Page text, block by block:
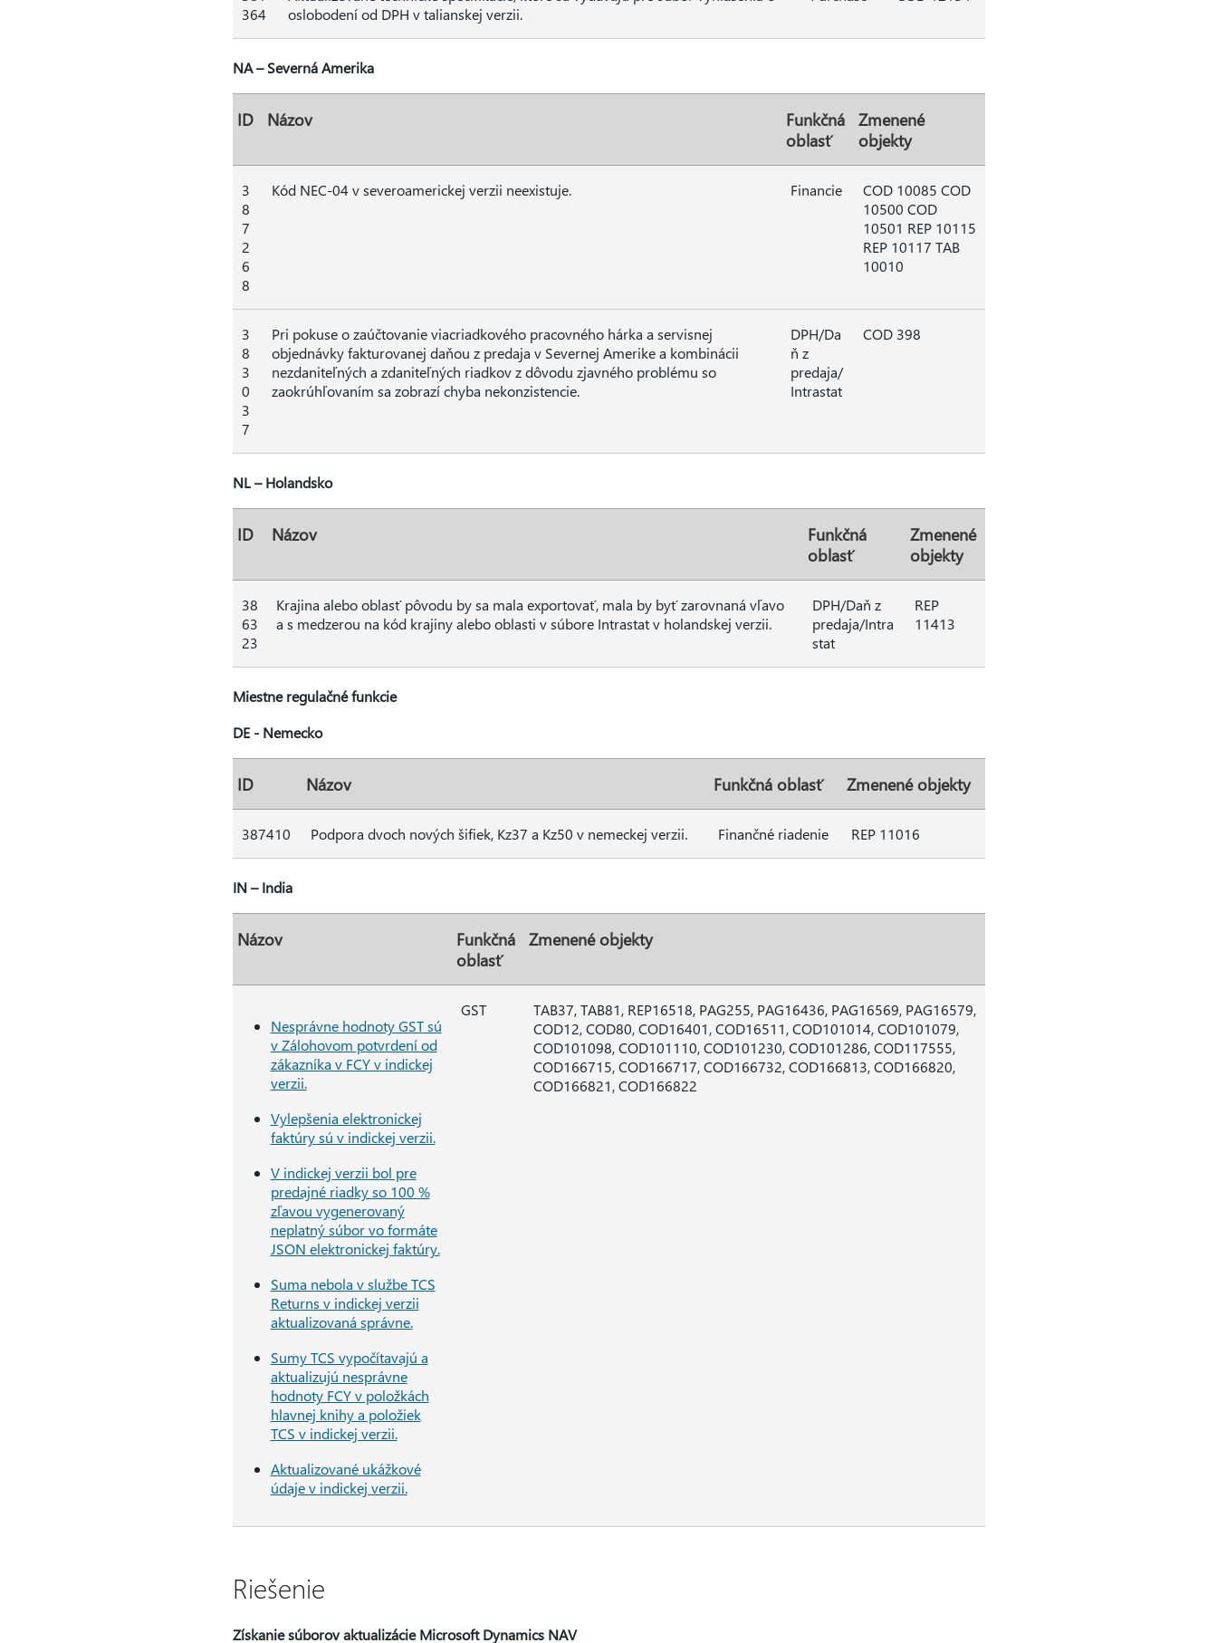
364
oslobodení od DPH v talianskej verzii.
NA – Severná Amerika
ID Názov
Funkčná
oblasť
Zmenené
objekty
3
8
7
2
6
8
Kód NEC-04 v severoamerickej verzii neexistuje. Financie
COD 10085 COD
10500 COD
10501 REP 10115
REP 10117 TAB
10010
3
8
3
0
3
7
Pri pokuse o zaúčtovanie viacriadkového pracovného hárka a servisnej
objednávky fakturovanej daňou z predaja v Severnej Amerike a kombinácii
nezdaniteľných a zdaniteľných riadkov z dôvodu zjavného problému so
zaokrúhľovaním sa zobrazí chyba nekonzistencie.
DPH/Da
ň z
predaja/
Intrastat
COD 398
NL – Holandsko
ID Názov
Funkčná
oblasť
Zmenené
objekty
38
63
23
Krajina alebo oblasť pôvodu by sa mala exportovať, mala by byť zarovnaná vľavo
a s medzerou na kód krajiny alebo oblasti v súbore Intrastat v holandskej verzii.
DPH/Daň z
predaja/Intra
stat
REP
11413
Miestne regulačné funkcie
DE - Nemecko
ID Názov Funkčná oblasť Zmenené objekty
387410 Podpora dvoch nových šifiek, Kz37 a Kz50 v nemeckej verzii. Finančné riadenie REP 11016
IN – India
Názov
Funkčná
oblasť
Zmenené objekty
Nesprávne hodnoty GST sú
v Zálohovom potvrdení od
zákazníka v FCY v indickej
verzii.
Vylepšenia elektronickej
faktúry sú v indickej verzii.
V indickej verzii bol pre
predajné riadky so 100 %
zľavou vygenerovaný
neplatný súbor vo formáte
JSON elektronickej faktúry.
Suma nebola v službe TCS
Returns v indickej verzii
aktualizovaná správne.
Sumy TCS vypočítavajú a
aktualizujú nesprávne
hodnoty FCY v položkách
hlavnej knihy a položiek
TCS v indickej verzii.
Aktualizované ukážkové
údaje v indickej verzii.
GST
TAB37, TAB81, REP16518, PAG255, PAG16436, PAG16569, PAG16579,
COD12, COD80, COD16401, COD16511, COD101014, COD101079,
COD101098, COD101110, COD101230, COD101286, COD117555,
COD166715, COD166717, COD166732, COD166813, COD166820,
COD166821, COD166822
Riešenie
Získanie súborov aktualizácie Microsoft Dynamics NAV